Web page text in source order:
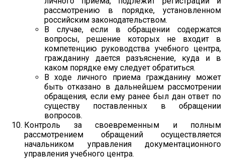
рассмотрению в порядке, установленном
российским законодательством.
В случае, если в обращении содержатся
вопросы, решение которых не входит в
компетенцию руководства учебного центра,
гражданину дается разъяснение, куда и в
каком порядке ему следует обратиться.
В ходе личного приема гражданину может
быть отказано в дальнейшем рассмотрении
обращения, если ему ранее был дан ответ по
существу поставленных в обращении
вопросов.
Контроль за своевременным и полным
рассмотрением обращений осуществляется
начальником управления документационного
управления учебного центра.